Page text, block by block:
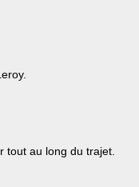
tout au long du trajet.